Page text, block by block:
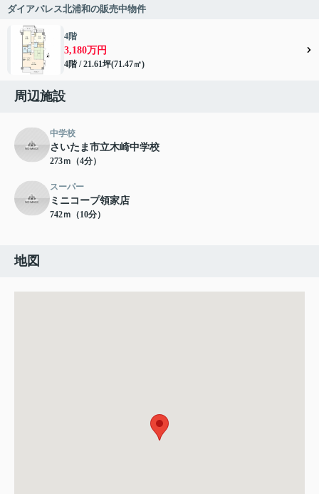
ダイアパレス北浦和の販売中物件
4階
3,180万円
4階 / 21.61坪(71.47㎡)
周辺施設
中学校
さいたま市立木崎中学校
273ｍ（4分）
スーパー
ミニコープ領家店
742ｍ（10分）
地図